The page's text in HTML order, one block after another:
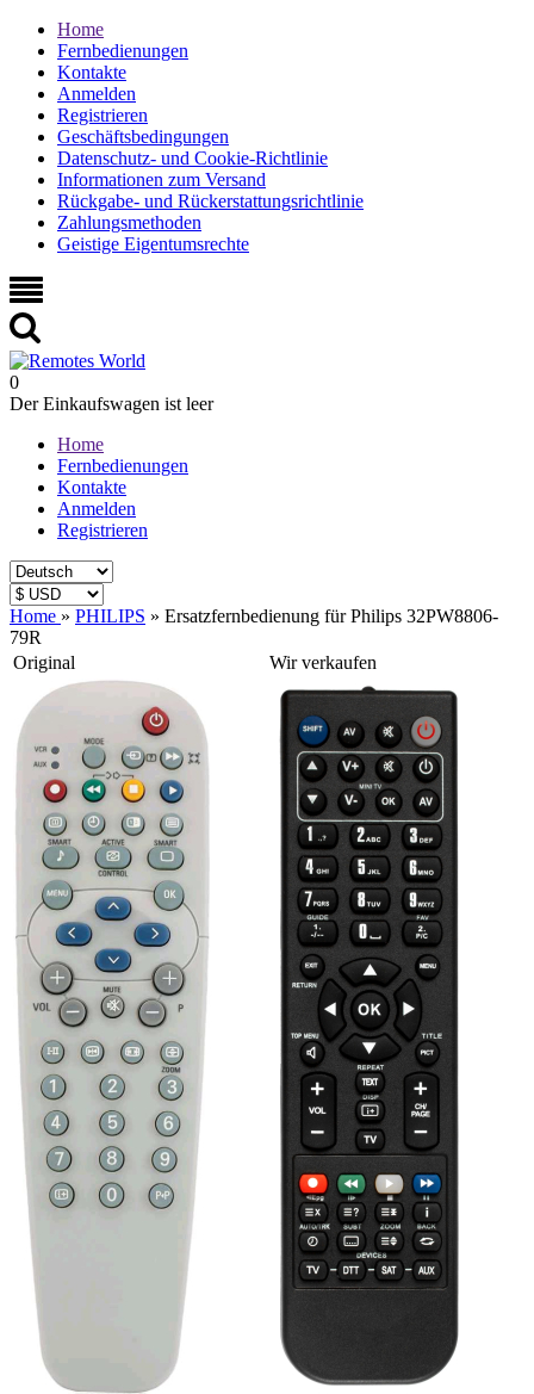
Home
Fernbedienungen
Kontakte
Anmelden
Registrieren
Geschäftsbedingungen
Datenschutz- und Cookie-Richtlinie
Informationen zum Versand
Rückgabe- und Rückerstattungsrichtlinie
Zahlungsmethoden
Geistige Eigentumsrechte
0
Der Einkaufswagen ist leer
Home
Fernbedienungen
Kontakte
Anmelden
Registrieren
Home » PHILIPS » Ersatzfernbedienung für Philips 32PW8806-
79R
Original
Wir verkaufen